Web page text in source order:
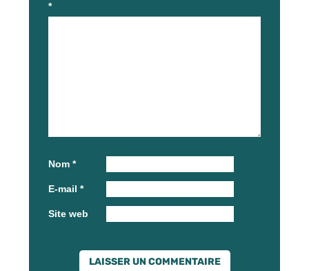
*
Nom *
E-mail *
Site web